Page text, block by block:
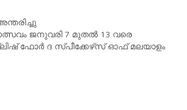
ജനുവരി 7 മുതല്‍ 13 വരെ
ഫോര്‍ ദ സ്പീക്കേഴ്‌സ് ഓഫ് മലയാളം